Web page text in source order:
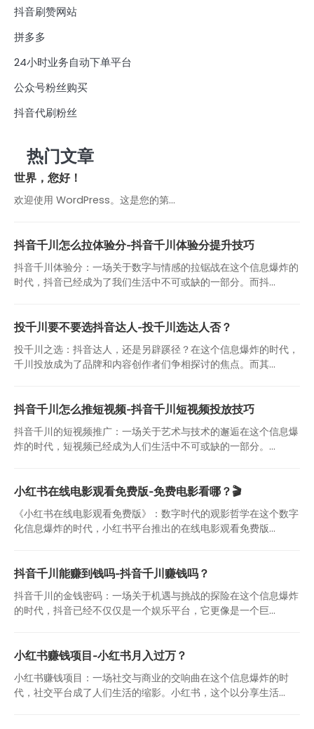
抖音刷赞网站
拼多多
24小时业务自动下单平台
公众号粉丝购买
抖音代刷粉丝
热门文章
世界，您好！
欢迎使用 WordPress。这是您的第…
抖音千川怎么拉体验分-抖音千川体验分提升技巧
抖音千川体验分：一场关于数字与情感的拉锯战在这个信息爆炸的
时代，抖音已经成为了我们生活中不可或缺的一部分。而抖...
投千川要不要选抖音达人-投千川选达人否？
投千川之选：抖音达人，还是另辟蹊径？在这个信息爆炸的时代，
千川投放成为了品牌和内容创作者们争相探讨的焦点。而其...
抖音千川怎么推短视频-抖音千川短视频投放技巧
抖音千川的短视频推广：一场关于艺术与技术的邂逅在这个信息爆
炸的时代，短视频已经成为人们生活中不可或缺的一部分。...
小红书在线电影观看免费版-免费电影看哪？🎬
《小红书在线电影观看免费版》：数字时代的观影哲学在这个数字
化信息爆炸的时代，小红书平台推出的在线电影观看免费版...
抖音千川能赚到钱吗-抖音千川赚钱吗？
抖音千川的金钱密码：一场关于机遇与挑战的探险在这个信息爆炸
的时代，抖音已经不仅仅是一个娱乐平台，它更像是一个巨...
小红书赚钱项目-小红书月入过万？
小红书赚钱项目：一场社交与商业的交响曲在这个信息爆炸的时
代，社交平台成了人们生活的缩影。小红书，这个以分享生活...